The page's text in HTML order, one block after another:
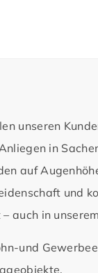
unseren
in
auf
und
auch in
und